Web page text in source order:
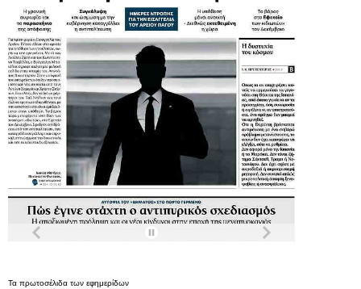
Τα πρωτοσέλιδα των εφημερίδων